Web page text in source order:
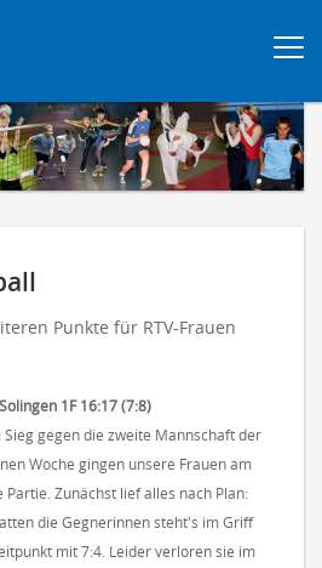
Punkte für RTV-Frauen
1F 16:17 (7:8)
gegen die zweite Mannschaft der
Woche gingen unsere Frauen am
Zunächst lief alles nach Plan:
die Gegnerinnen steht's im Griff
mit 7:4. Leider verloren sie im